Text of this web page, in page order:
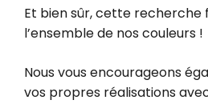
Et bien sûr, cette recherche
l’ensemble de nos couleurs !
Nous vous encourageons
vos propres réalisations